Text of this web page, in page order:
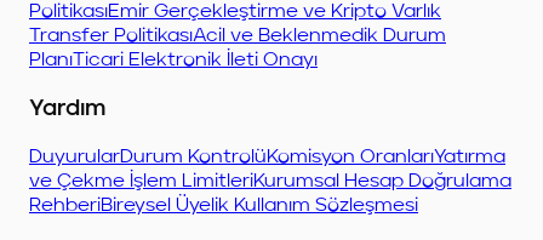
PolitikasıEmir Gerçekleştirme ve Kripto Varlık
Transfer PolitikasıAcil ve Beklenmedik Durum
Planı Ticari Elektronik İleti Onayı
Yardım
DuyurularDurum KontrolüKomisyon OranlarıYatırma
ve Çekme İşlem LimitleriKurumsal Hesap Doğrulama
RehberiBireysel Üyelik Kullanım Sözleşmesi